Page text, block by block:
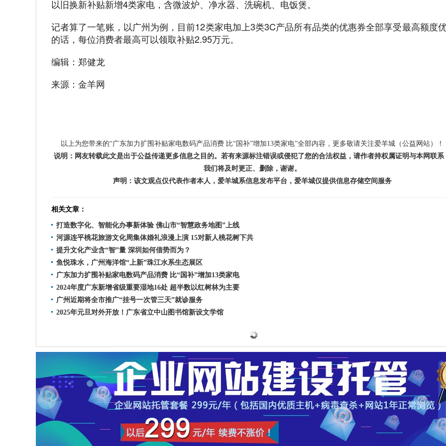
以旧换新补贴新增4类家电，含微波炉、净水器、洗碗机、电饭煲。
记者算了一笔账，以广州为例，目前12类家电加上3类3C产品所有品类的优惠券全部享受最高额度
的话，每位消费者最高可以领取补贴2.95万元。
编辑：郑健龙
来源：金羊网
以上为您带来的“广东加力扩围补贴家电数码产品消费 比“国补”增加13类家电”全部内容，更多敬请关注爱羊城（公益网站）！
说明：网友转载此文是出于公益传递更多信息之目的。若有来源标注错误或侵犯了您的合法权益，请作者持权属证明与本网联系
我们将及时更正、删除，谢谢。
声明：该文观点仅代表作者本人，爱羊城系信息发布平台，爱羊城仅提供信息存储空间服务
相关文章：
打造数字化、智能化办事新体验 佛山市“智慧政务地图”上线
河源连平桃花旅游文化周集体婚礼浪漫上演 15对新人桃花树下共
提升文化产业含“智”量 深圳如何借势而为？
鱼悦珠水，广州海洋馆“上新”珠江水系生态展区
广东加力扩围补贴家电数码产品消费 比“国补”增加13类家电
2024年度广东新增省级重要湿地16处 超半数以红树林为主要
广州近期将全市推广“挂号一次管三天”就诊服务
2025年元旦对外开放！广东省立中山图书馆新设文学馆